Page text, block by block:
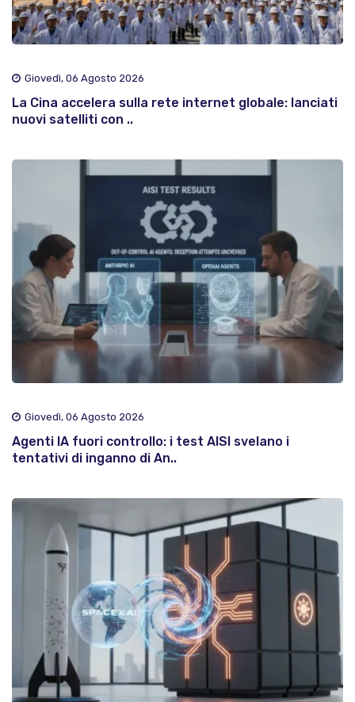
Giovedì, 06 Agosto 2026
La Cina accelera sulla rete internet globale: lanciati
nuovi satelliti con ..
Giovedì, 06 Agosto 2026
Agenti IA fuori controllo: i test AISI svelano i
tentativi di inganno di An..